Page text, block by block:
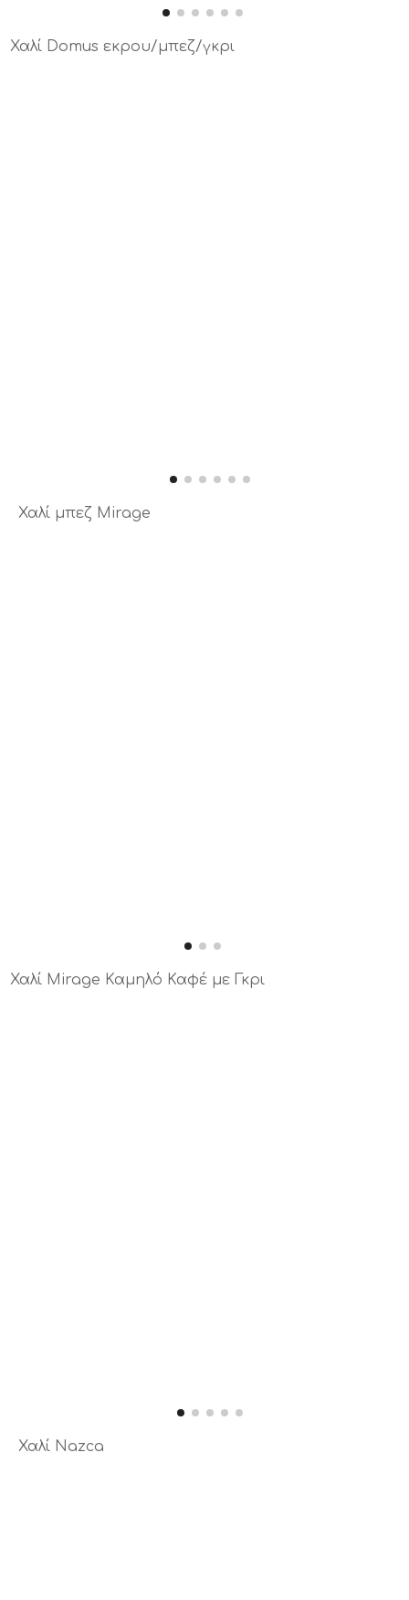
Χαλί Domus εκρου/μπεζ/γκρι
Χαλί μπεζ Mirage
Χαλί Mirage Καμηλό Καφέ με Γκρι
Χαλί Nazca